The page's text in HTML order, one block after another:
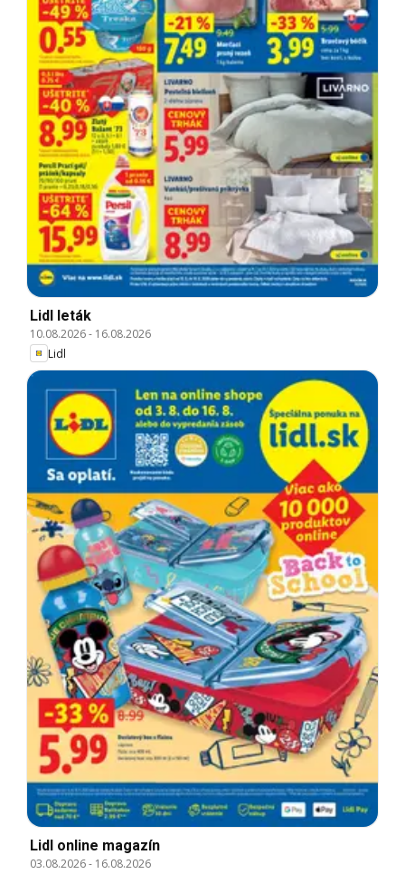
Lidl leták
10.08.2026- 16.08.2026
Lidl
Lidl online magazín
03.08.2026- 16.08.2026